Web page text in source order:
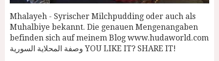
Mhalayeh - Syrischer Milchpudding oder auch als
Muhalbiye bekannt. Die genauen Mengenangaben
befinden sich auf meinem Blog www.hudaworld.com
وصفة المحلاية السورية YOU LIKE IT? SHARE IT!